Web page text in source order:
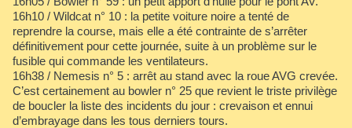
16h10 / Wildcat n° 10 : la petite voiture noire a tenté de
reprendre la course, mais elle a été contrainte de s’arrêter
définitivement pour cette journée, suite à un problème sur le
fusible qui commande les ventilateurs.
16h38 / Nemesis n° 5 : arrêt au stand avec la roue AVG crevée.
C’est certainement au bowler n° 25 que revient le triste privilège
de boucler la liste des incidents du jour : crevaison et ennui
d’embrayage dans les tous derniers tours.